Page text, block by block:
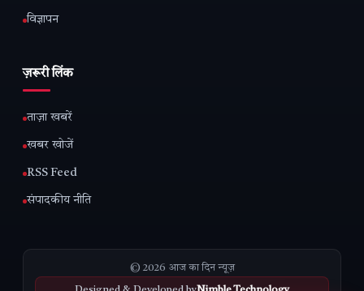
विज्ञापन
ज़रूरी लिंक
ताज़ा खबरें
खबर खोजें
RSS Feed
संपादकीय नीति
© 2026 आज का दिन न्यूज़